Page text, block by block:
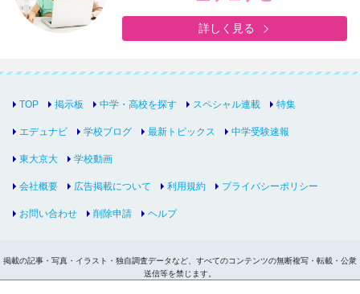
詳しく見る
TOP 掲示板 中学・高校を探す スペシャル連載 特集
エデュナビ 学校ブログ 最新トピックス 中学受験速報
東大京大 学校動画
会社概要 広告掲載について 利用規約 プライバシーポリシー
お問い合わせ 削除申請 ヘルプ
掲載の記事・写真・イラスト・独自調査データなど、すべてのコンテンツの無断複写・転載・公衆
送信等を禁じます。